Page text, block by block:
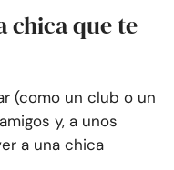
chica que te
(como un club o un
y, a unos
a una chica